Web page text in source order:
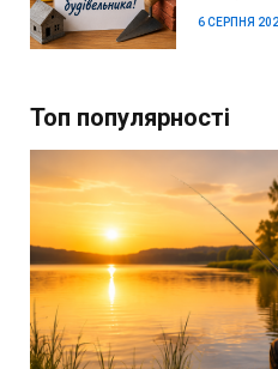
6 СЕРПНЯ
Топ популярності